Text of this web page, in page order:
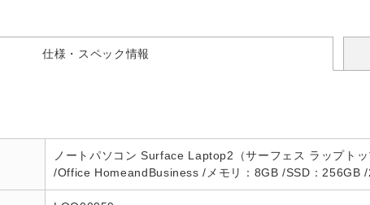
仕様・スペック情報
ノートパソコン Surface Laptop2（サーフェス ラップ
/Office HomeandBusiness /メモリ：8GB /SSD：256GB /